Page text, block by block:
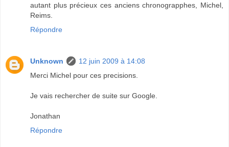
autant plus précieux ces anciens chronograpphes, Michel,
Reims.
Répondre
Unknown
12 juin 2009 à 14:08
Merci Michel pour ces precisions.
Je vais rechercher de suite sur Google.
Jonathan
Répondre